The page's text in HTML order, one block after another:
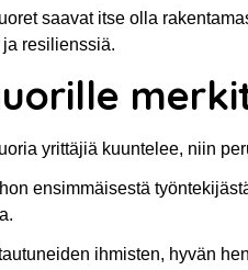
saavat itse olla
resilienssiä.
yrittäjiä kuuntelee, niin
ensimmäisestä
ihmisten, hyvän